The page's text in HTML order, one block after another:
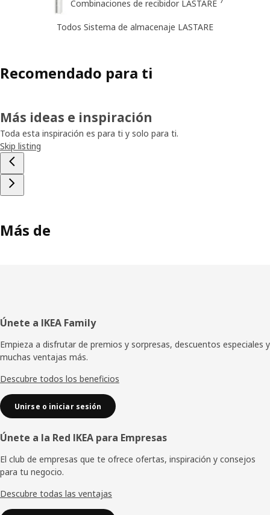
Combinaciones de recibidor LASTARE
Todos Sistema de almacenaje LASTARE
Recomendado para ti
Más ideas e inspiración
Toda esta inspiración es para ti y solo para ti.
Skip listing
Más de
Pie
de
página
Únete a IKEA Family
Empieza a disfrutar de premios y sorpresas, descuentos especiales y
muchas ventajas más.
Descubre todos los beneficios
Unirse o iniciar sesión
Únete a la Red IKEA para Empresas
El club de empresas que te ofrece ofertas, inspiración y consejos
para tu negocio.
Descubre todas las ventajas